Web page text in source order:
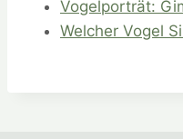
Vogelporträt:
Welcher Vogel